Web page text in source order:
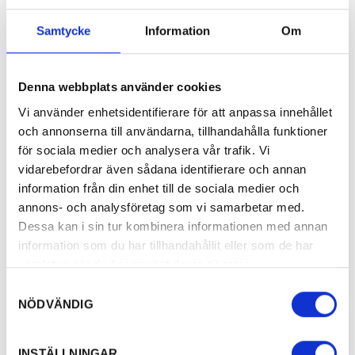
Samtycke Information Om
Denna webbplats använder cookies
Vi använder enhetsidentifierare för att anpassa innehållet
och annonserna till användarna, tillhandahålla funktioner
för sociala medier och analysera vår trafik. Vi
vidarebefordrar även sådana identifierare och annan
information från din enhet till de sociala medier och
annons- och analysföretag som vi samarbetar med.
Dessa kan i sin tur kombinera informationen med annan
information som du har tillhandahållit eller som de har
samlat in när du har använt deras tjänster.
NÖDVÄNDIG
Visste du att Färjestadstravets upploppsraka
travrestaurangen kan du inta en läcker måltid
samtidigt som du upplever travets puls.
Läs mer om Färjestadstravet här.
Nordiska travmuseet –
det enda i sitt slag
Nordiska Travmuseet ligger vackert vid
Årjängstravets publikområde längs E18 öster
om Årjäng. Det är det enda travmuseet i sitt